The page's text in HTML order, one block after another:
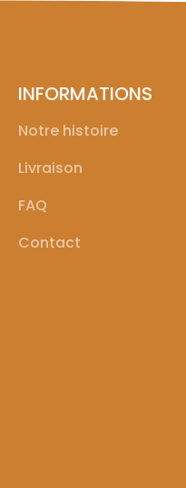
INFORMATIONS
Notre histoire
Livraison
FAQ
Contact